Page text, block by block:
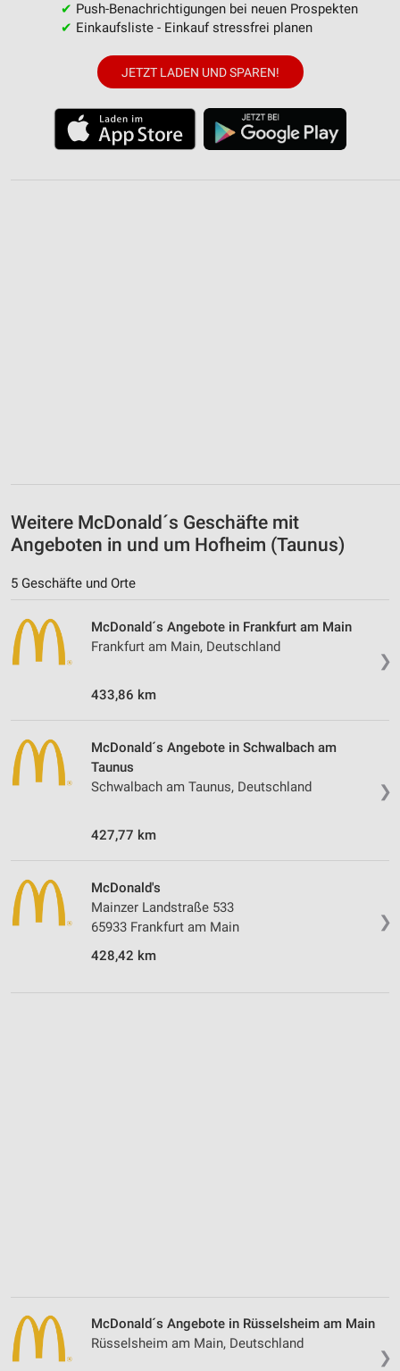
✔ Push-Benachrichtigungen bei neuen Prospekten
✔ Einkaufsliste - Einkauf stressfrei planen
JETZT LADEN UND SPAREN!
Weitere McDonald´s Geschäfte mit
Angeboten in und um Hofheim (Taunus)
5 Geschäfte und Orte
❯
McDonald´s Angebote in Frankfurt am Main
Frankfurt am Main, Deutschland
433,86 km
❯
McDonald´s Angebote in Schwalbach am
Taunus
Schwalbach am Taunus, Deutschland
427,77 km
❯
McDonald's
Mainzer Landstraße 533
65933 Frankfurt am Main
428,42 km
❯
McDonald´s Angebote in Rüsselsheim am Main
Rüsselsheim am Main, Deutschland